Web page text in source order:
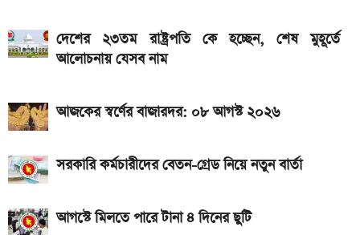
দাম
এসএসসি ফল প্রকাশের চূড়ান্ত তারিখ ঘোষণা
২০২৬ সালের প্রথম পূর্ণগ্রাস সূর্যগ্রহণ কবে, কোথা থেকে দেখা
দেশের ২৩তম রাষ্ট্রপতি কে হচ্ছেন, শেষ মুহূর্তে
আলোচনায় যেসব নাম
আজকের স্বর্ণের বাজারদর: ০৮ আগস্ট ২০২৬
সরকারি কর্মচারীদের বেতন-গ্রেড নিয়ে নতুন বার্তা
আগস্টে মিলতে পারে টানা ৪ দিনের ছুটি